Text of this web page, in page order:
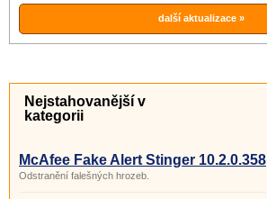
další aktualizace »
Nejstahovanější v
kategorii
McAfee Fake Alert Stinger 10.2.0.358
Odstranění falešných hrozeb.